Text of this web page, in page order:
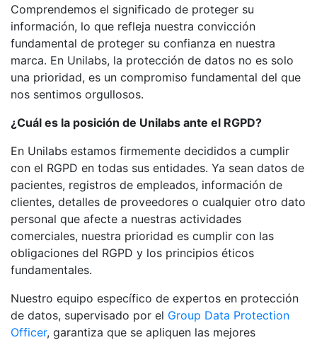
Comprendemos el significado de proteger su
información, lo que refleja nuestra convicción
fundamental de proteger su confianza en nuestra
marca. En Unilabs, la protección de datos no es solo
una prioridad, es un compromiso fundamental del que
nos sentimos orgullosos.
¿Cuál es la posición de Unilabs ante el RGPD?
En Unilabs estamos firmemente decididos a cumplir
con el RGPD en todas sus entidades. Ya sean datos de
pacientes, registros de empleados, información de
clientes, detalles de proveedores o cualquier otro dato
personal que afecte a nuestras actividades
comerciales, nuestra prioridad es cumplir con las
obligaciones del RGPD y los principios éticos
fundamentales.
Nuestro equipo específico de expertos en protección
de datos, supervisado por el Group Data Protection
Officer, garantiza que se apliquen las mejores